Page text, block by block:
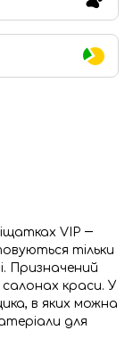
VIP ―
тільки
Призначений
краси. У
в яких можна
для